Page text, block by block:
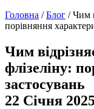
Головна /Блог /Чим
порівняння
Чим
флізеліну:
застосувань
22 Січня